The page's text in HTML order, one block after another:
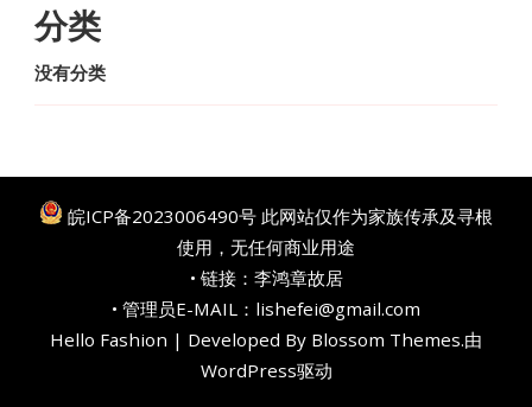
分类
没有分类
皖ICP备2023006490号 此网站仅作为家族传承及寻根
使用，无任何商业用途
• 链接： 李鸿章故居
• 管理员E-MAIL：lishefei@gmail.com
Hello Fashion | Developed By Blossom Themes.由
WordPress驱动